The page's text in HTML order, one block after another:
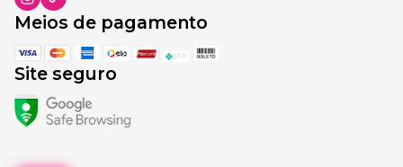
Meios de pagamento
Site seguro